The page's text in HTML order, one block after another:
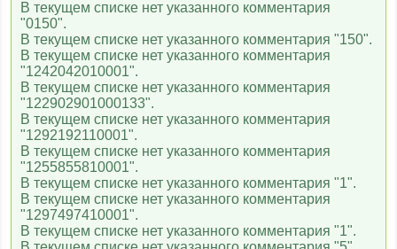
В текущем списке нет указанного комментария
"0150".
В текущем списке нет указанного комментария "150".
В текущем списке нет указанного комментария
"1242042010001".
В текущем списке нет указанного комментария
"122902901000133".
В текущем списке нет указанного комментария
"1292192110001".
В текущем списке нет указанного комментария
"1255855810001".
В текущем списке нет указанного комментария "1".
В текущем списке нет указанного комментария
"1297497410001".
В текущем списке нет указанного комментария "1".